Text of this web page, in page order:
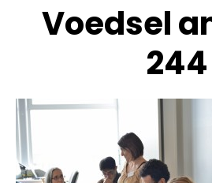
Voedsel
244